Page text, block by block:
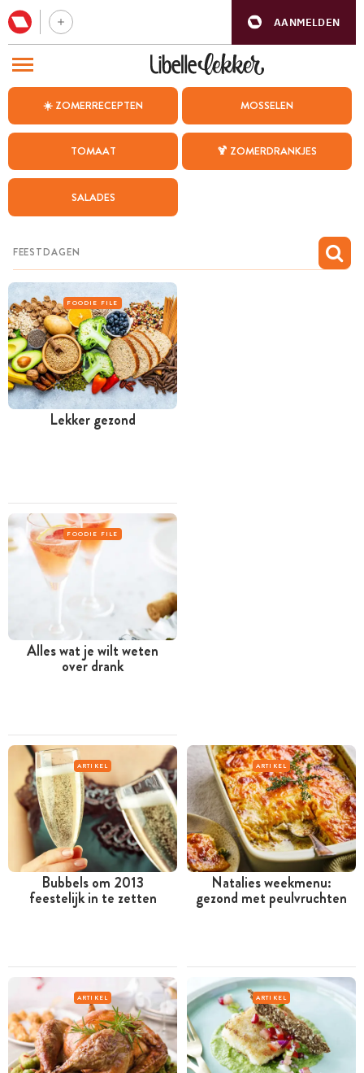
AANMELDEN
☀️ ZOMERRECEPTEN MOSSELEN
TOMAAT 🍹 ZOMERDRANKJES
SALADES
FOODIE FILE
Lekker gezond
FOODIE FILE
Alles wat je wilt weten
over drank
ARTIKEL
Bubbels om 2013
feestelijk in te zetten
ARTIKEL
Natalies weekmenu:
gezond met peulvruchten
ARTIKEL ARTIKEL
BEZOEK ONZE ANDERE WEBSITES
WEEKMENU
CHAT MET MAIA
MIJN BEWAARDE RECEPTEN